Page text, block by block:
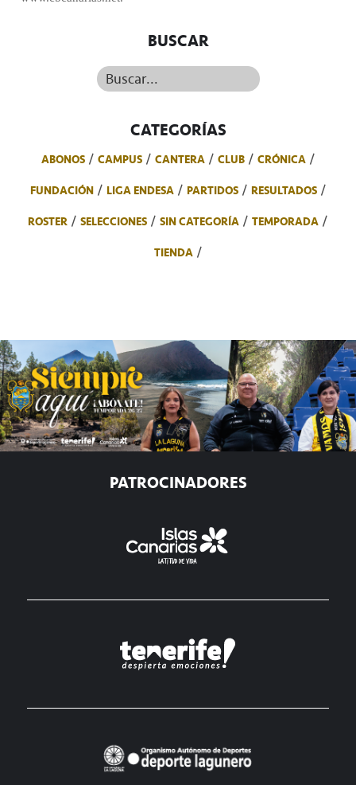
BUSCAR
Buscar...
CATEGORÍAS
ABONOS CAMPUS CANTERA CLUB
CRÓNICA
FUNDACIÓN
LIGA ENDESA PARTIDOS
RESULTADOS
ROSTER
SELECCIONES SIN CATEGORÍA
TEMPORADA
TIENDA
PATROCINADORES